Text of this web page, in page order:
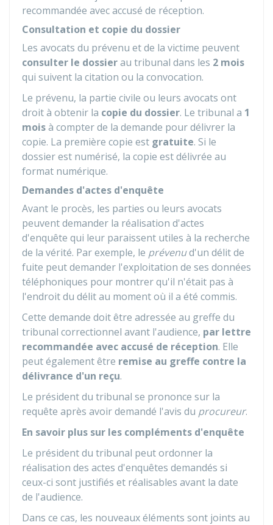
recommandée avec accusé de réception.
Consultation et copie du dossier
Les avocats du prévenu et de la victime peuvent
consulter le dossierau tribunal dans les 2 mois
qui suivent la citation ou la convocation.
Le prévenu, la partie civile ou leurs avocats ont
droit à obtenir la copie du dossier. Le tribunal a 1
moisà compter de la demande pour délivrer la
copie. La première copie est gratuite. Si le
dossier est numérisé, la copie est délivrée au
format numérique.
Demandes d'actes d'enquête
Avant le procès, les parties ou leurs avocats
peuvent demander la réalisation d'actes
d'enquête qui leur paraissent utiles à la recherche
de la vérité. Par exemple, le prévenud'un délit de
fuite peut demander l'exploitation de ses données
téléphoniques pour montrer qu'il n'était pas à
l'endroit du délit au moment où il a été commis.
Cette demande doit être adressée au greffe du
tribunal correctionnel avant l'audience, par lettre
recommandée avec accusé de réception. Elle
peut également être remise au greffe contre la
délivrance d'un reçu.
Le président du tribunal se prononce sur la
requête après avoir demandé l'avis du procureur.
En savoir plus sur les compléments d'enquête
Le président du tribunal peut ordonner la
réalisation des actes d'enquêtes demandés si
ceux-ci sont justifiés et réalisables avant la date
de l'audience.
Dans ce cas, les nouveaux éléments sont joints au